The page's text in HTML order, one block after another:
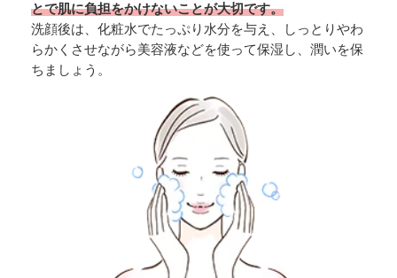
とで肌に負担をかけないことが大切です。
洗顔後は、化粧水でたっぷり水分を与え、しっとりやわ
らかくさせながら美容液などを使って保湿し、潤いを保
ちましょう。